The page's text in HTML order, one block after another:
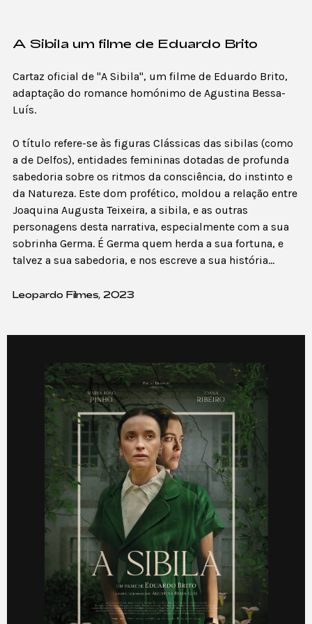
A Sibila um filme de Eduardo Brito
Cartaz oficial de "A Sibila", um filme de Eduardo Brito,
adaptação do romance homónimo de Agustina Bessa-
Luís.
O título refere-se às figuras Clássicas das sibilas (como
a de Delfos), entidades femininas dotadas de profunda
sabedoria sobre os ritmos da consciência, do instinto e
da Natureza. Este dom profético, moldou a relação entre
Joaquina Augusta Teixeira, a sibila, e as outras
personagens desta narrativa, especialmente com a sua
sobrinha Germa. É Germa quem herda a sua fortuna, e
talvez a sua sabedoria, e nos escreve a sua história...
Leopardo Filmes, 2023